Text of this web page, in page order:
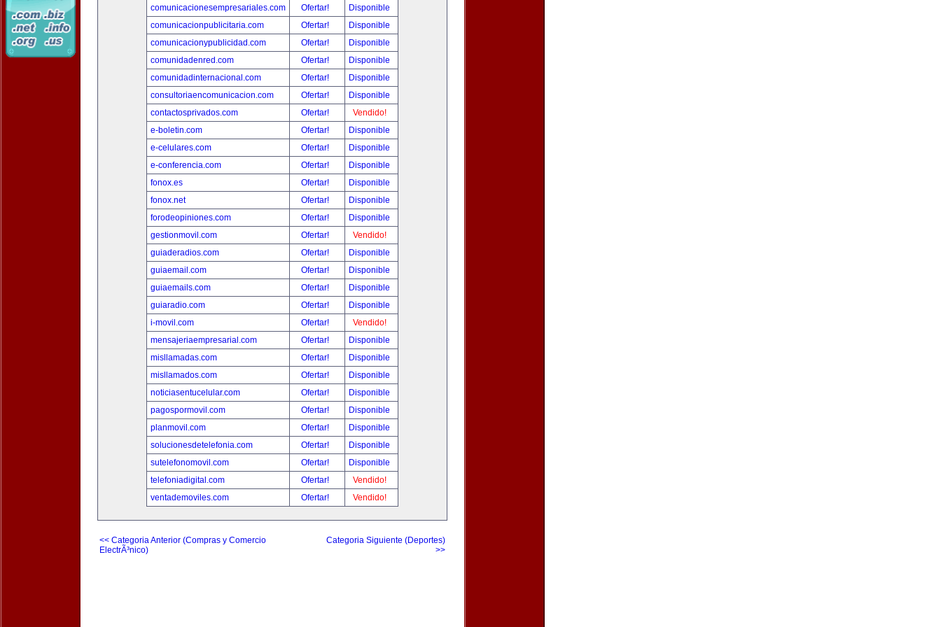
comunicacionesempresariales.com Ofertar!
Disponible
comunicacionpublicitaria.com
Ofertar!
Disponible
comunicacionypublicidad.com
Ofertar!
Disponible
comunidadenred.com
Ofertar!
Disponible
comunidadinternacional.com
Ofertar!
Disponible
consultoriaencomunicacion.com
Ofertar!
Disponible
contactosprivados.com
Ofertar!
Vendido!
e-boletin.com
Ofertar!
Disponible
e-celulares.com
Ofertar!
Disponible
e-conferencia.com
Ofertar!
Disponible
fonox.es
Ofertar!
Disponible
fonox.net
Ofertar!
Disponible
forodeopiniones.com
Ofertar!
Disponible
gestionmovil.com
Ofertar!
Vendido!
guiaderadios.com
Ofertar!
Disponible
guiaemail.com
Ofertar!
Disponible
guiaemails.com
Ofertar!
Disponible
guiaradio.com
Ofertar!
Disponible
i-movil.com
Ofertar!
Vendido!
mensajeriaempresarial.com
Ofertar!
Disponible
misllamadas.com
Ofertar!
Disponible
misllamados.com
Ofertar!
Disponible
noticiasentucelular.com
Ofertar!
Disponible
pagospormovil.com
Ofertar!
Disponible
planmovil.com
Ofertar!
Disponible
solucionesdetelefonia.com
Ofertar!
Disponible
sutelefonomovil.com
Ofertar!
Disponible
telefoniadigital.com
Ofertar!
Vendido!
ventademoviles.com
Ofertar! Vendido!
<< Categoria Anterior (Compras y Comercio
ElectrÃ³nico)
Categoria Siguiente (Deportes)
>>